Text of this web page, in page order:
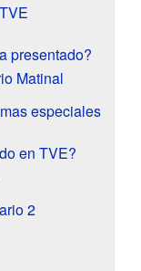
presentado?
Matinal
especiales
en TVE?
2